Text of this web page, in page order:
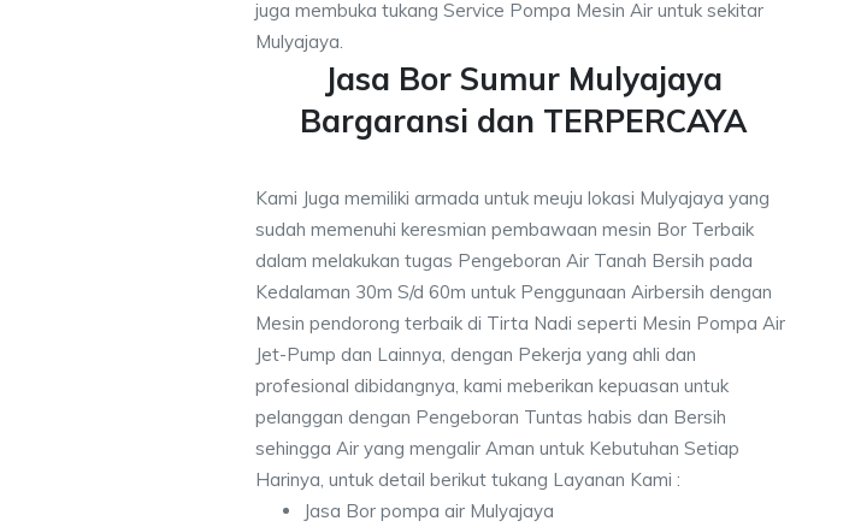
juga membuka tukang Service Pompa Mesin Air untuk sekitar
Mulyajaya.
Jasa Bor Sumur Mulyajaya
Bargaransi dan TERPERCAYA
Kami Juga memiliki armada untuk meuju lokasi Mulyajaya yang
sudah memenuhi keresmian pembawaan mesin Bor Terbaik
dalam melakukan tugas Pengeboran Air Tanah Bersih pada
Kedalaman 30m S/d 60m untuk Penggunaan Airbersih dengan
Mesin pendorong terbaik di Tirta Nadi seperti Mesin Pompa Air
Jet-Pump dan Lainnya, dengan Pekerja yang ahli dan
profesional dibidangnya, kami meberikan kepuasan untuk
pelanggan dengan Pengeboran Tuntas habis dan Bersih
sehingga Air yang mengalir Aman untuk Kebutuhan Setiap
Harinya, untuk detail berikut tukang Layanan Kami :
Jasa Bor pompa air Mulyajaya